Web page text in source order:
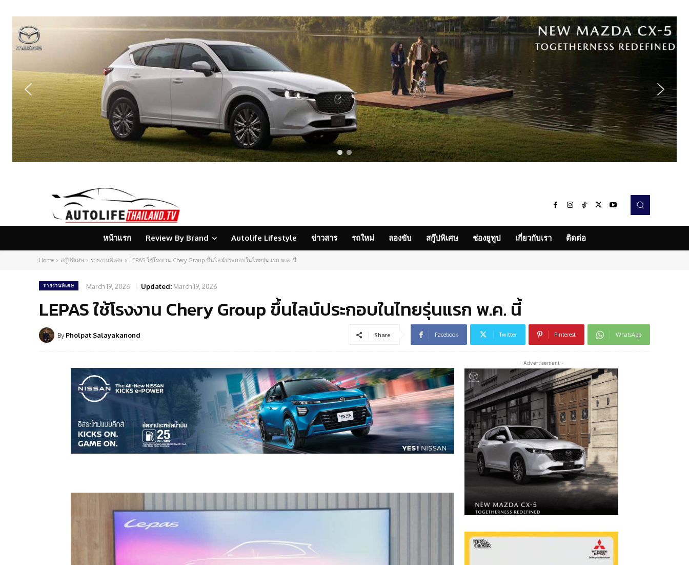
หน้าแรก Review By Brand Autolife Lifestyle ข่าวสาร รถใหม่ ลองขับ สกู๊ปพิเศษ ช่องยูทูป เกี่ยวกับเรา ติดต่อ
Home สกู๊ปพิเศษ รายงานพิเศษ LEPAS ใช้โรงงาน Chery Group ขึ้นไลน์ประกอบในไทยรุ่นแรก พ.ค. นี้
รายงานพิเศษ March 19, 2026 Updated: March 19, 2026
LEPAS ใช้โรงงาน Chery Group ขึ้นไลน์ประกอบในไทยรุ่นแรก พ.ค. นี้
By Pholpat Salayakanond Share Facebook Twitter Pinterest WhatsApp
- Advertisement -